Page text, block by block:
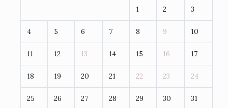
1 2 3
4 5 6 7 8 9 10
11 12 13 14 15 16 17
18 19 20 21 22 23 24
25 26 27 28 29 30 31